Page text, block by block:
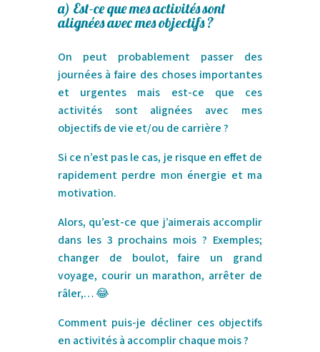
a) Est-ce que mes activités sont
alignées avec mes objectifs ?
On peut probablement passer des
journées à faire des choses importantes
et urgentes mais est-ce que ces
activités sont alignées avec mes
objectifs de vie et/ou de carrière ?
Si ce n’est pas le cas, je risque en effet de
rapidement perdre mon énergie et ma
motivation.
Alors, qu’est-ce que j’aimerais accomplir
dans les 3 prochains mois ? Exemples;
changer de boulot, faire un grand
voyage, courir un marathon, arrêter de
râler,…😂
Comment puis-je décliner ces objectifs
en activités à accomplir chaque mois ?